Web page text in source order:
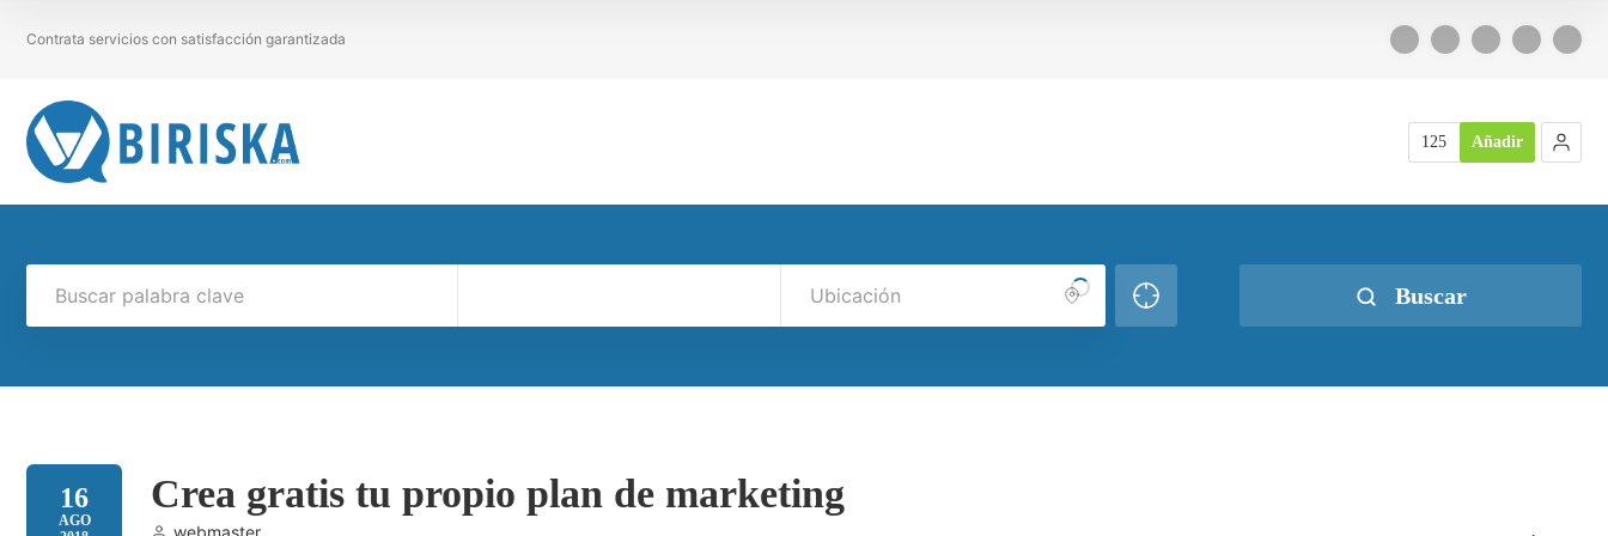
Contrata servicios con satisfacción garantizada
125 Añadir
Buscar
16
AGO
Crea gratis tu propio plan de marketing
webmaster